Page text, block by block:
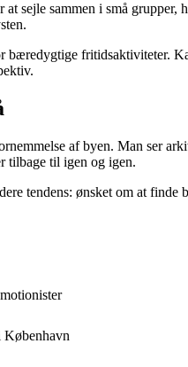
sejle sammen i små
bæredygtige fritidsaktiviteter.
af byen. Man ser
tilbage til igen og igen.
tendens: ønsket om at
København